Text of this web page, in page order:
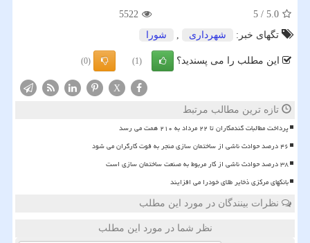
5.0
/
5
5522
تگهای خبر:
شهرداری , شورا
این مطلب را می پسندید؟ (1)
(0)
X
تازه ترین مطالب مرتبط
پرداخت مطالبات گندمکاران تا ۲۲ مرداد به ۲۱۰ همت می رسد
۴۶ درصد حوادث ناشی از ساختمان سازی منجر به فوت کارگران می شود
۳۸ درصد حوادث ناشی از کار مربوط به صنعت ساختمان سازی است
بانکهای مرکزی ذخایر طلای خودرا می افزایند
نظرات بینندگان در مورد این مطلب
نظر شما در مورد این مطلب